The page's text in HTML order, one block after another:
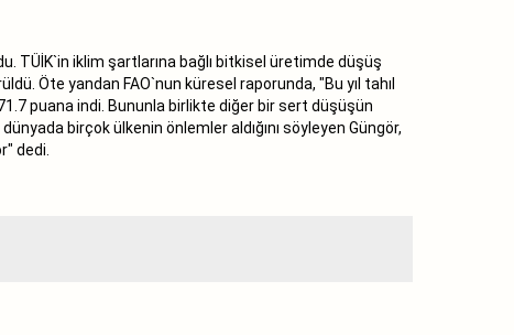
TÜİK`in iklim şartlarına bağlı bitkisel üretimde düşüş
Öte yandan FAO`nun küresel raporunda, "Bu yıl tahıl
puana indi. Bununla birlikte diğer bir sert düşüşün
birçok ülkenin önlemler aldığını söyleyen Güngör,
dedi.